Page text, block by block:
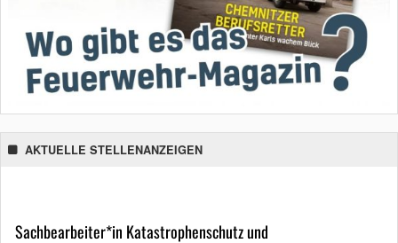
AKTUELLE STELLENANZEIGEN
Sachbearbeiter*in Katastrophenschutz und